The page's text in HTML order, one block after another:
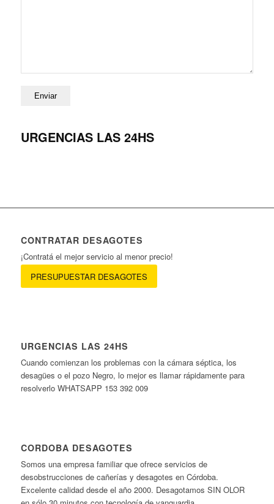
URGENCIAS LAS 24HS
CONTRATAR DESAGOTES
¡Contratá el mejor servicio al menor precio!
PRESUPUESTAR DESAGOTES
URGENCIAS LAS 24HS
Cuando comienzan los problemas con la cámara séptica, los
desagües o el pozo Negro, lo mejor es llamar rápidamente para
resolverlo WHATSAPP 153 392 009
CORDOBA DESAGOTES
Somos una empresa familiar que ofrece servicios de
desobstrucciones de cañerías y desagotes en Córdoba.
Excelente calidad desde el año 2000. Desagotamos SIN OLOR